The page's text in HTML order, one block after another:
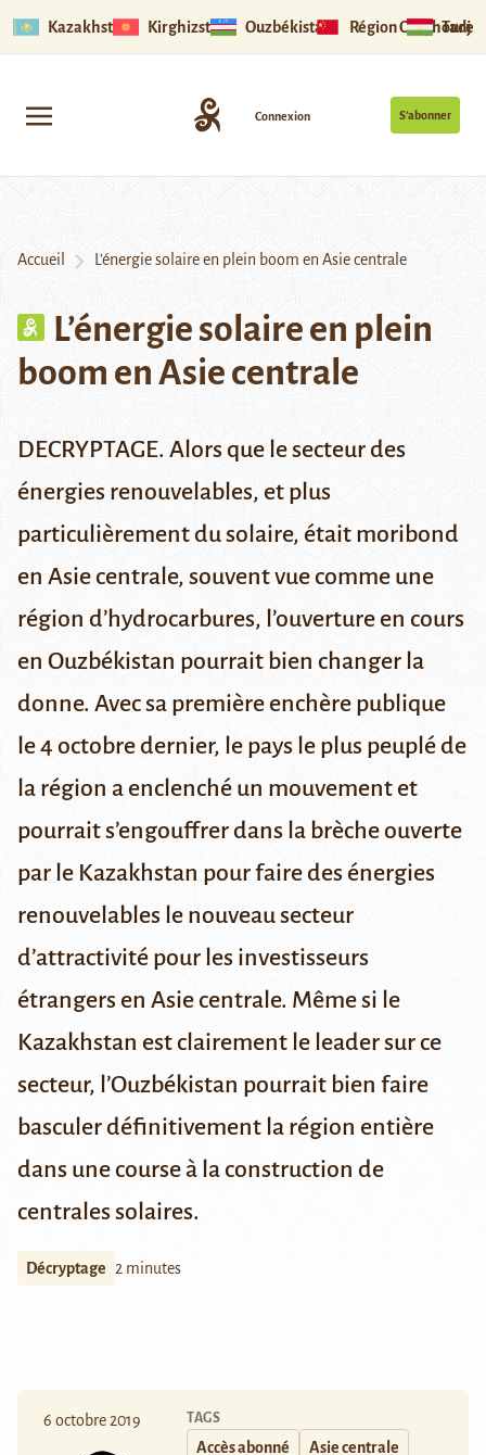
Kazakhstan Kirghizstan Ouzbékistan Région Ouïghoure
S’abonner
Connexion
Accueil L’énergie solaire en plein boom en Asie centrale
L’énergie solaire en plein
boom en Asie centrale
DECRYPTAGE. Alors que le secteur des
énergies renouvelables, et plus
particulièrement du solaire, était moribond
en Asie centrale, souvent vue comme une
région d’hydrocarbures, l’ouverture en cours
en Ouzbékistan pourrait bien changer la
donne. Avec sa première enchère publique
le 4 octobre dernier, le pays le plus peuplé de
la région a enclenché un mouvement et
pourrait s’engouffrer dans la brèche ouverte
par le Kazakhstan pour faire des énergies
renouvelables le nouveau secteur
d’attractivité pour les investisseurs
étrangers en Asie centrale. Même si le
Kazakhstan est clairement le leader sur ce
secteur, l’Ouzbékistan pourrait bien faire
basculer définitivement la région entière
dans une course à la construction de
centrales solaires.
Décryptage 2 minutes
6 octobre 2019 TAGS
Accès abonné Asie centrale